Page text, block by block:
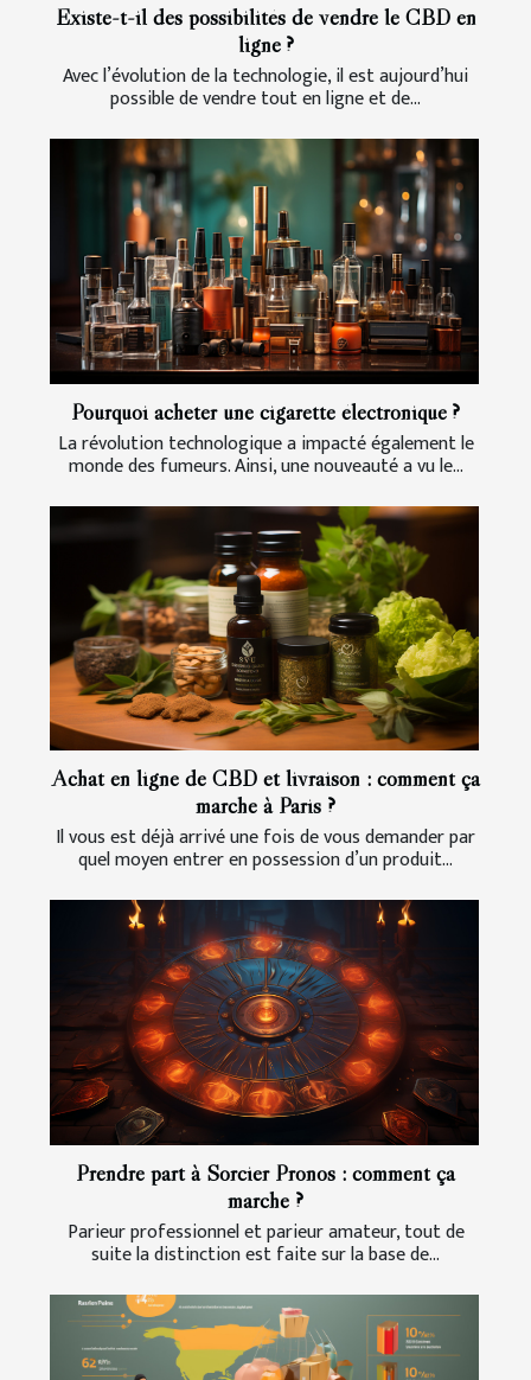
Existe-t-il des possibilités de vendre le CBD en
ligne ?
Avec l’évolution de la technologie, il est aujourd’hui
possible de vendre tout en ligne et de...
Pourquoi acheter une cigarette électronique ?
La révolution technologique a impacté également le
monde des fumeurs. Ainsi, une nouveauté a vu le...
Achat en ligne de CBD et livraison : comment ça
marche à Paris ?
Il vous est déjà arrivé une fois de vous demander par
quel moyen entrer en possession d’un produit...
Prendre part à Sorcier Pronos : comment ça
marche ?
Parieur professionnel et parieur amateur, tout de
suite la distinction est faite sur la base de...